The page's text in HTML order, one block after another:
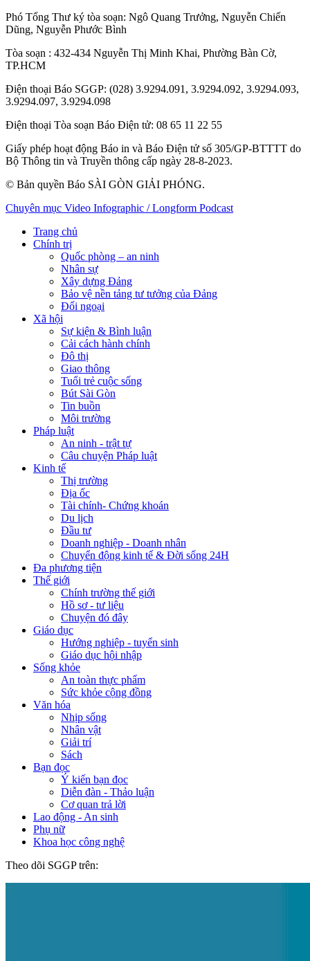
Phó Tổng Thư ký tòa soạn: Ngô Quang Trưởng, Nguyễn Chiến
Dũng, Nguyễn Phước Bình
Tòa soạn : 432-434 Nguyễn Thị Minh Khai, Phường Bàn Cờ,
TP.HCM
Điện thoại Báo SGGP: (028) 3.9294.091, 3.9294.092, 3.9294.093,
3.9294.097, 3.9294.098
Điện thoại Tòa soạn Báo Điện tử: 08 65 11 22 55
Giấy phép hoạt động Báo in và Báo Điện tử số 305/GP-BTTTT do
Bộ Thông tin và Truyền thông cấp ngày 28-8-2023.
© Bản quyền Báo SÀI GÒN GIẢI PHÓNG.
Chuyên mục Video Infographic / Longform Podcast
Trang chủ
Chính trị
Quốc phòng – an ninh
Nhân sự
Xây dựng Đảng
Bảo vệ nền tảng tư tưởng của Đảng
Đối ngoại
Xã hội
Sự kiện & Bình luận
Cải cách hành chính
Đô thị
Giao thông
Tuổi trẻ cuộc sống
Bút Sài Gòn
Tin buồn
Môi trường
Pháp luật
An ninh - trật tự
Câu chuyện Pháp luật
Kinh tế
Thị trường
Địa ốc
Tài chính- Chứng khoán
Du lịch
Đầu tư
Doanh nghiệp - Doanh nhân
Chuyển động kinh tế & Đời sống 24H
Đa phương tiện
Thế giới
Chính trường thế giới
Hồ sơ - tư liệu
Chuyện đó đây
Giáo dục
Hướng nghiệp - tuyển sinh
Giáo dục hội nhập
Sống khỏe
An toàn thực phẩm
Sức khỏe cộng đồng
Văn hóa
Nhịp sống
Nhân vật
Giải trí
Sách
Bạn đọc
Ý kiến bạn đọc
Diễn đàn - Thảo luận
Cơ quan trả lời
Lao động - An sinh
Phụ nữ
Khoa học công nghệ
Theo dõi SGGP trên: